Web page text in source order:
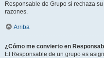
Responsable de Grupo si rechaza
razones.
Arriba
¿Cómo me convierto en
El Responsable de un grupo es